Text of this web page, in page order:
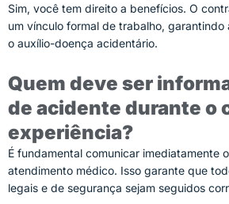
Sim, você tem direito a benefícios. O
um vínculo formal de trabalho, garantindo
o auxílio-doença acidentário.
Quem deve ser
de acidente durante o
experiência?
É fundamental comunicar imediatamente
atendimento médico. Isso garante que
legais e de segurança sejam seguidos